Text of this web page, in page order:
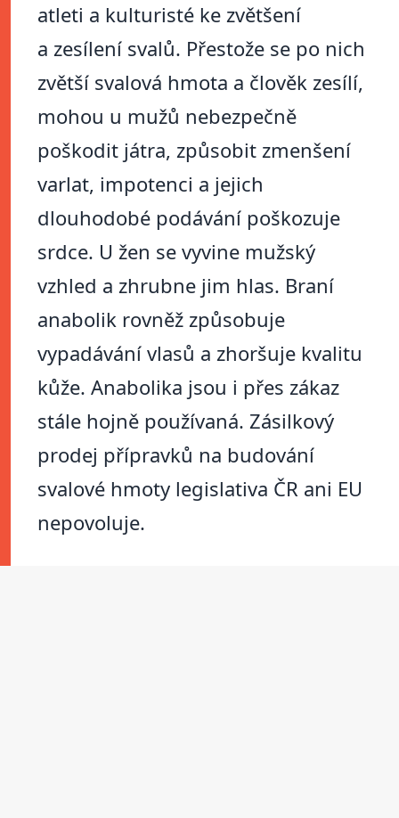
atleti a kulturisté ke zvětšení
a zesílení svalů. Přestože se po nich
zvětší svalová hmota a člověk zesílí,
mohou u mužů nebezpečně
poškodit játra, způsobit zmenšení
varlat, impotenci a jejich
dlouhodobé podávání poškozuje
srdce. U žen se vyvine mužský
vzhled a zhrubne jim hlas. Braní
anabolik rovněž způsobuje
vypadávání vlasů a zhoršuje kvalitu
kůže. Anabolika jsou i přes zákaz
stále hojně používaná. Zásilkový
prodej přípravků na budování
svalové hmoty legislativa ČR ani EU
nepovoluje.